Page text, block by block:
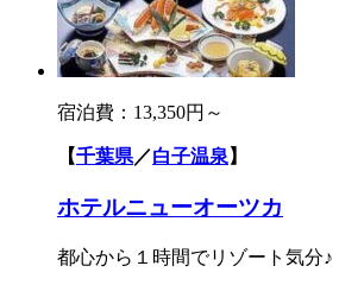
宿泊費： 13,350円～
【千葉県／白子温泉 】
ホテルニューオーツカ
都心から１時間でリゾート気分♪